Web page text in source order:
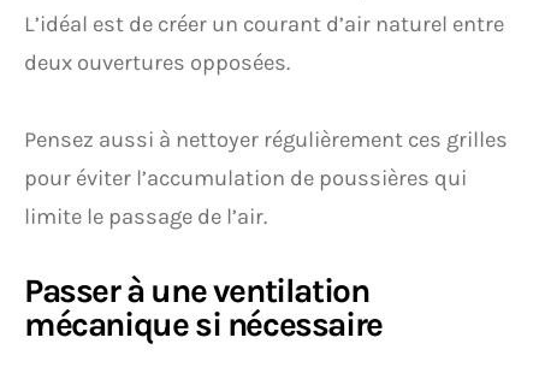
L’idéal est de créer un courant d’air naturel entre
deux ouvertures opposées.
Pensez aussi à nettoyer régulièrement ces grilles
pour éviter l’accumulation de poussières qui
limite le passage de l’air.
Passer à une ventilation
mécanique si nécessaire